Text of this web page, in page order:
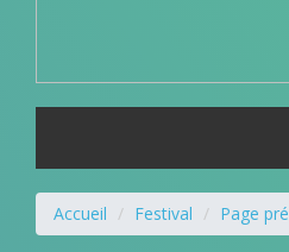
Accueil Festival Page